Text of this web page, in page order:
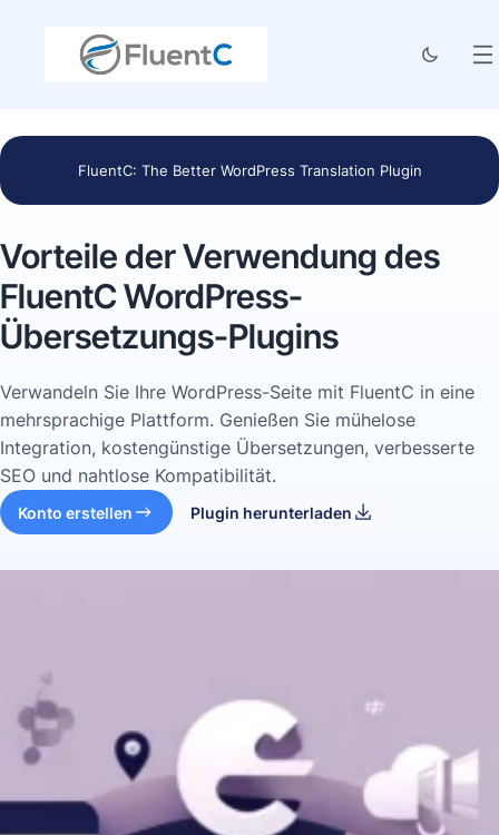
FluentC: The Better WordPress Translation Plugin
Vorteile der Verwendung des
FluentC WordPress-
Übersetzungs-Plugins
Verwandeln Sie Ihre WordPress-Seite mit FluentC in eine
mehrsprachige Plattform. Genießen Sie mühelose
Integration, kostengünstige Übersetzungen, verbesserte
SEO und nahtlose Kompatibilität.
Konto erstellen Plugin herunterladen